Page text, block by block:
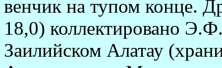
венчик на ту­пом конце.
18,0) коллектировано
Заилийском Алатау